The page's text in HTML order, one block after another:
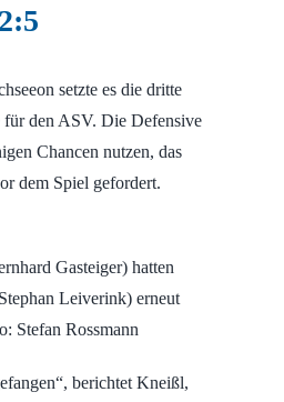
setzte es die dritte
den ASV. Die Defensive
Chancen nutzen, das
dem Spiel gefordert.
Gasteiger) hatten
Leiverink) erneut
Stefan Rossmann
berichtet Kneißl,